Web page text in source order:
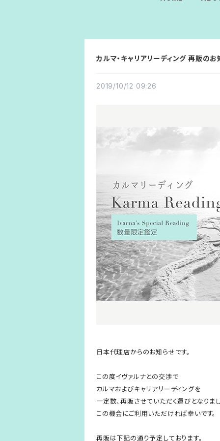
カルマ・キャリアリーディング 再販のお
2019/10/12 09:26
日本代理店からのお知らせです。
この度イヴァルナとの交渉で
カルマおよびキャリアリーディングを
一定数、再販させていただく運びとなりま
この機会にご利用いただければ幸いです。
再販は下記の通り予定しております。